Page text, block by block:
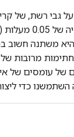
השתמשנו כדי